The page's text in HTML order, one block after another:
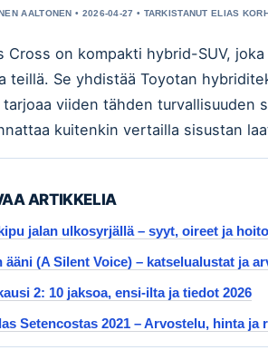
AALTONEN • 2026-04-27 • TARKISTANUT ELIAS
Cross on kompakti hybrid-SUV,
teillä. Se yhdistää Toyotan
tarjoaa viiden tähden turvallisuuden
kuitenkin vertailla sisustan
ARTIKKELIA
jalan ulkosyrjällä – syyt, oireet ja hoito
ääni (A Silent Voice) – katselualustat ja
2: 10 jaksoa, ensi-ilta ja tiedot 2026
Setencostas 2021 – Arvostelu, hinta ja